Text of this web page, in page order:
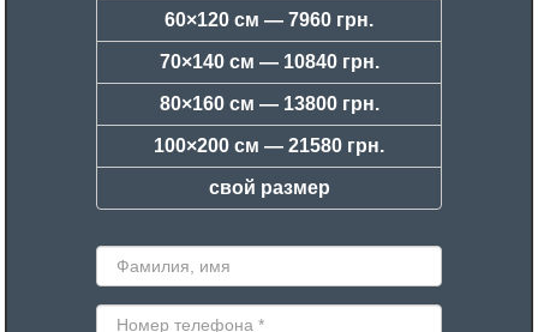
60×120 см — 7960 грн.
70×140 см — 10840 грн.
80×160 см — 13800 грн.
100×200 см — 21580 грн.
свой размер